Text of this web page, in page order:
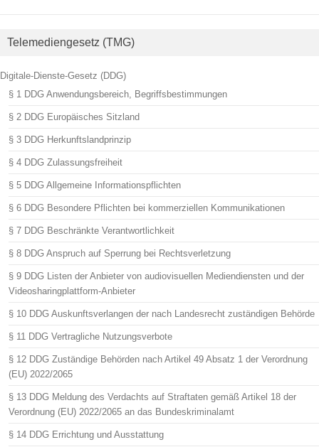
Telemediengesetz (TMG)
Digitale-Dienste-Gesetz (DDG)
§ 1 DDG Anwendungsbereich, Begriffsbestimmungen
§ 2 DDG Europäisches Sitzland
§ 3 DDG Herkunftslandprinzip
§ 4 DDG Zulassungsfreiheit
§ 5 DDG Allgemeine Informationspflichten
§ 6 DDG Besondere Pflichten bei kommerziellen Kommunikationen
§ 7 DDG Beschränkte Verantwortlichkeit
§ 8 DDG Anspruch auf Sperrung bei Rechtsverletzung
§ 9 DDG Listen der Anbieter von audiovisuellen Mediendiensten und der
Videosharingplattform-Anbieter
§ 10 DDG Auskunftsverlangen der nach Landesrecht zuständigen Behörde
§ 11 DDG Vertragliche Nutzungsverbote
§ 12 DDG Zuständige Behörden nach Artikel 49 Absatz 1 der Verordnung
(EU) 2022/2065
§ 13 DDG Meldung des Verdachts auf Straftaten gemäß Artikel 18 der
Verordnung (EU) 2022/2065 an das Bundeskriminalamt
§ 14 DDG Errichtung und Ausstattung